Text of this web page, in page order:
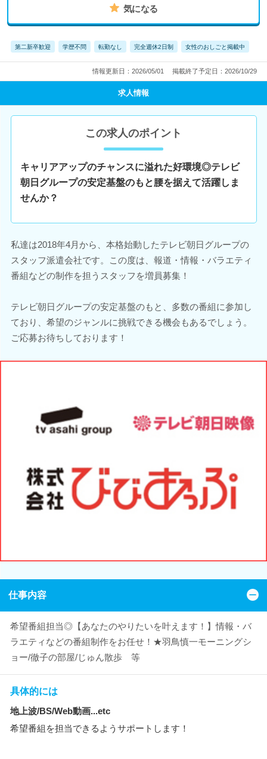
気になる
第二新卒歓迎 学歴不問 転勤なし 完全週休2日制 女性のおしごと掲載中
情報更新日：2026/05/01 掲載終了予定日：2026/10/29
求人情報
この求人のポイント
キャリアアップのチャンスに溢れた好環境◎テレビ
朝日グループの安定基盤のもと腰を据えて活躍しま
せんか？
私達は2018年4月から、本格始動したテレビ朝日グループの
スタッフ派遣会社です。この度は、報道・情報・バラエティ
番組などの制作を担うスタッフを増員募集！
テレビ朝日グループの安定基盤のもと、多数の番組に参加し
ており、希望のジャンルに挑戦できる機会もあるでしょう。
ご応募お待ちしております！
仕事内容
希望番組担当◎【あなたのやりたいを叶えます！】情報・バ
ラエティなどの番組制作をお任せ！★羽鳥慎一モーニングシ
ョー/徹子の部屋/じゅん散歩 等
具体的には
地上波/BS/Web動画...etc
希望番組を担当できるようサポートします！